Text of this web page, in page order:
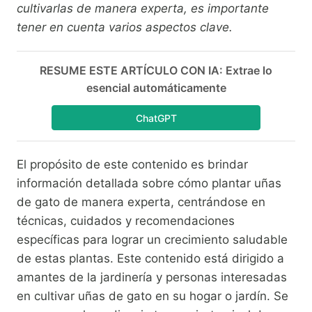
cultivarlas de manera experta, es importante
tener en cuenta varios aspectos clave.
RESUME ESTE ARTÍCULO CON IA: Extrae lo
esencial automáticamente
ChatGPT
El propósito de este contenido es brindar
información detallada sobre cómo plantar uñas
de gato de manera experta, centrándose en
técnicas, cuidados y recomendaciones
específicas para lograr un crecimiento saludable
de estas plantas. Este contenido está dirigido a
amantes de la jardinería y personas interesadas
en cultivar uñas de gato en su hogar o jardín. Se